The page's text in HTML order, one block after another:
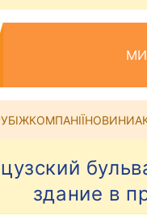
КОМПАНІЇНОВИНИ
здание в